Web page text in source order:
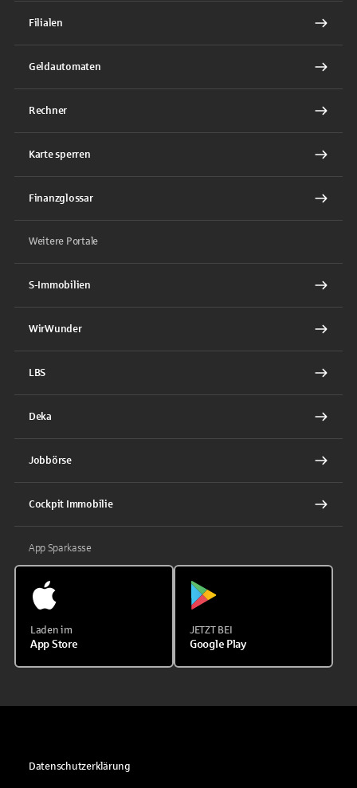
Filialen
Geldautomaten
Rechner
Karte sperren
Finanzglossar
Weitere Portale
S-Immobilien
WirWunder
LBS
Deka
Jobbörse
Cockpit Immobilie
App Sparkasse
Laden im
App Store
JETZT BEI
Google Play
Datenschutzerklärung